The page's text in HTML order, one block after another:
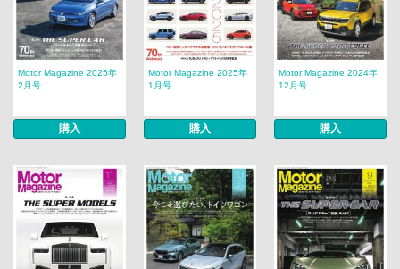
Motor Magazine 2025年
2月号
購入
Motor Magazine 2025年
1月号
購入
Motor Magazine 2024年
12月号
購入